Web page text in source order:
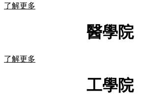
了解更多
醫學院
了解更多
工學院